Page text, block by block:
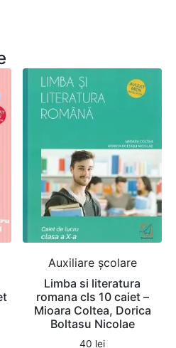
Auxiliare şcolare
Limba si literatura
romana cls 10 caiet –
Mioara Coltea, Dorica
Boltasu Nicolae
40 lei